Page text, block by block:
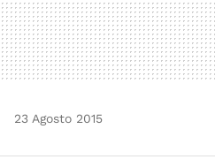
23 Agosto 2015